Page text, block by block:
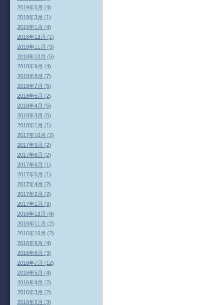
2019年5月 (4)
2019年3月 (1)
2019年1月 (4)
2018年12月 (1)
2018年11月 (3)
2018年10月 (5)
2018年9月 (4)
2018年8月 (7)
2018年7月 (5)
2018年5月 (2)
2018年4月 (5)
2018年3月 (5)
2018年1月 (1)
2017年10月 (2)
2017年9月 (2)
2017年8月 (2)
2017年6月 (1)
2017年5月 (1)
2017年4月 (2)
2017年2月 (2)
2017年1月 (3)
2016年12月 (4)
2016年11月 (2)
2016年10月 (2)
2016年9月 (4)
2016年8月 (3)
2016年7月 (12)
2016年5月 (4)
2016年4月 (2)
2016年3月 (2)
2016年2月 (3)